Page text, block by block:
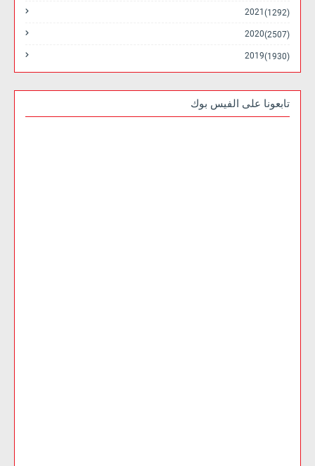
2021 (1292)
2020 (2507)
2019 (1930)
تابعونا على الفيس بوك